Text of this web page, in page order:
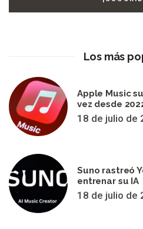
Los más
Apple Music
vez desde
18 de julio de
Suno rastreó
entrenar su IA
18 de julio de